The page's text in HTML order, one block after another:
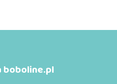
boboline.pl